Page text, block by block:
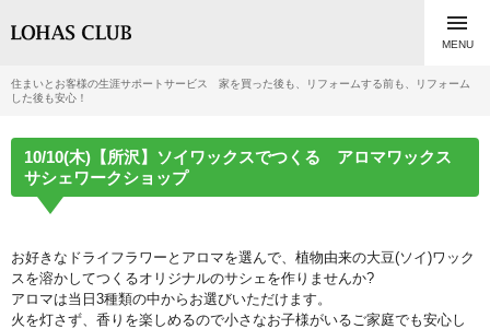

MENU
住まいとお客様の生涯サポートサービス 家を買った後も、リフォームする前も、リフォーム
した後も安心！
10/10(木)【所沢】ソイワックスでつくる アロマワックス
サシェワークショップ
お好きなドライフラワーとアロマを選んで、植物由来の大豆(ソイ)ワック
スを溶かしてつくるオリジナルのサシェを作りませんか?
アロマは当日3種類の中からお選びいただけます。
火を灯さず、香りを楽しめるので小さなお子様がいるご家庭でも安心し